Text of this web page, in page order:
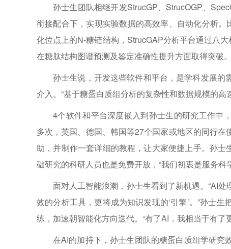
孙士生团队相继开发StrucGP、StrucOGP、
衔接配合下，实现实验数据的高效率、自动化分析
化位点上的N-糖链结构，StrucGAP分析平台通过八
在糖肽结构图谱预测及鉴定准确性提升方面取得突破。
孙士生说，开发这些软件和平台，是学科发展
介入。“基于糖蛋白质组分析的复杂性和数据规模的
4个软件和平台深度嵌入到孙士生的研究工作中
多次，英国、德国、韩国等27个国家或地区的同行
助，并制作一套详细的教程，让大家便捷上手。孙
础研究的科研人员也是免费开放，“我们初衷是服务
面对人工智能浪潮，孙士生看到了新机遇。“AI
效的分析工具，更将成为知识发现的‘引擎’。”孙士
练，加速朝智能化方向迭代。“有了AI，我相当于有
在AI的加持下，孙士生团队的糖蛋白质组学研